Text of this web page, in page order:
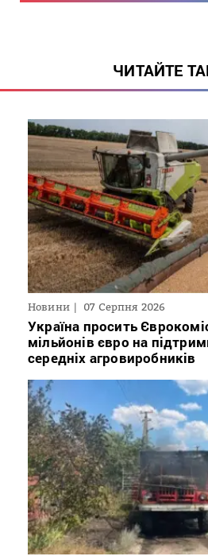
ЧИТАЙТЕ
Новини 07 Серпня 2026
Україна просить
мільйонів євро на
середніх агровиробників